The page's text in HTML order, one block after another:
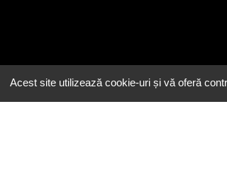
Acest site utilizează cookie-uri și vă oferă